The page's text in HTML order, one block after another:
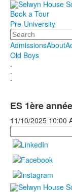
Book a Tour
Pre-University
Search
AdmissionsAbout
Old Boys
.
.
.
ES 1ère
11/10/2025 10:00
Search